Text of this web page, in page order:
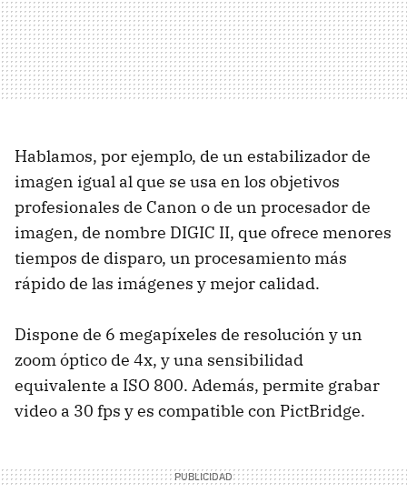
Hablamos, por ejemplo, de un estabilizador de
imagen igual al que se usa en los objetivos
profesionales de Canon o de un procesador de
imagen, de nombre DIGIC II, que ofrece menores
tiempos de disparo, un procesamiento más
rápido de las imágenes y mejor calidad.
Dispone de 6 megapíxeles de resolución y un
zoom óptico de 4x, y una sensibilidad
equivalente a ISO 800. Además, permite grabar
video a 30 fps y es compatible con PictBridge.